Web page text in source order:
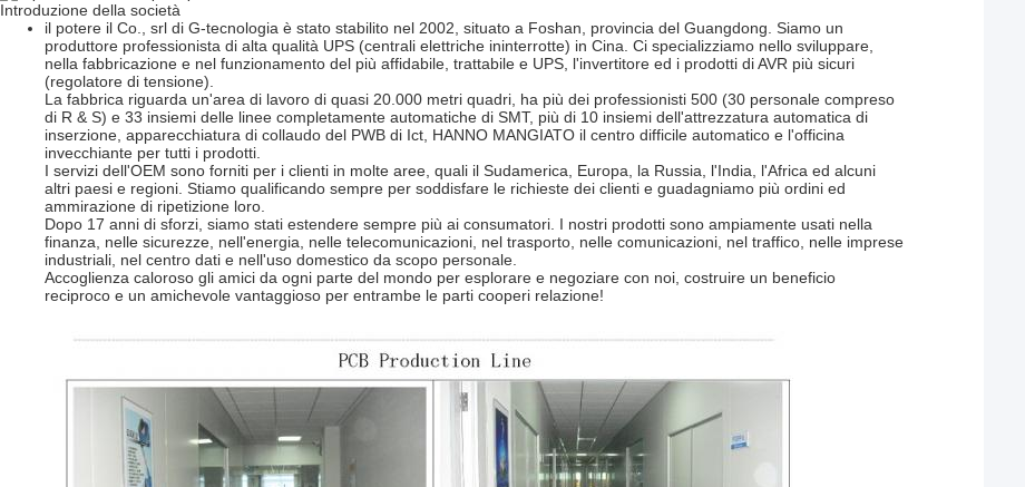
Introduzione della società
il potere il Co., srl di G-tecnologia è stato stabilito nel 2002, situato a Foshan, provincia del Guangdong. Siamo un
produttore professionista di alta qualità UPS (centrali elettriche ininterrotte) in Cina. Ci specializziamo nello sviluppare,
nella fabbricazione e nel funzionamento del più affidabile, trattabile e UPS, l'invertitore ed i prodotti di AVR più sicuri
(regolatore di tensione).
La fabbrica riguarda un'area di lavoro di quasi 20.000 metri quadri, ha più dei professionisti 500 (30 personale compreso
di R & S) e 33 insiemi delle linee completamente automatiche di SMT, più di 10 insiemi dell'attrezzatura automatica di
inserzione, apparecchiatura di collaudo del PWB di Ict, HANNO MANGIATO il centro difficile automatico e l'officina
invecchiante per tutti i prodotti.
I servizi dell'OEM sono forniti per i clienti in molte aree, quali il Sudamerica, Europa, la Russia, l'India, l'Africa ed alcuni
altri paesi e regioni. Stiamo qualificando sempre per soddisfare le richieste dei clienti e guadagniamo più ordini ed
ammirazione di ripetizione loro.
Dopo 17 anni di sforzi, siamo stati estendere sempre più ai consumatori. I nostri prodotti sono ampiamente usati nella
finanza, nelle sicurezze, nell'energia, nelle telecomunicazioni, nel trasporto, nelle comunicazioni, nel traffico, nelle imprese
industriali, nel centro dati e nell'uso domestico da scopo personale.
Accoglienza caloroso gli amici da ogni parte del mondo per esplorare e negoziare con noi, costruire un beneficio
reciproco e un amichevole vantaggioso per entrambe le parti cooperi relazione!